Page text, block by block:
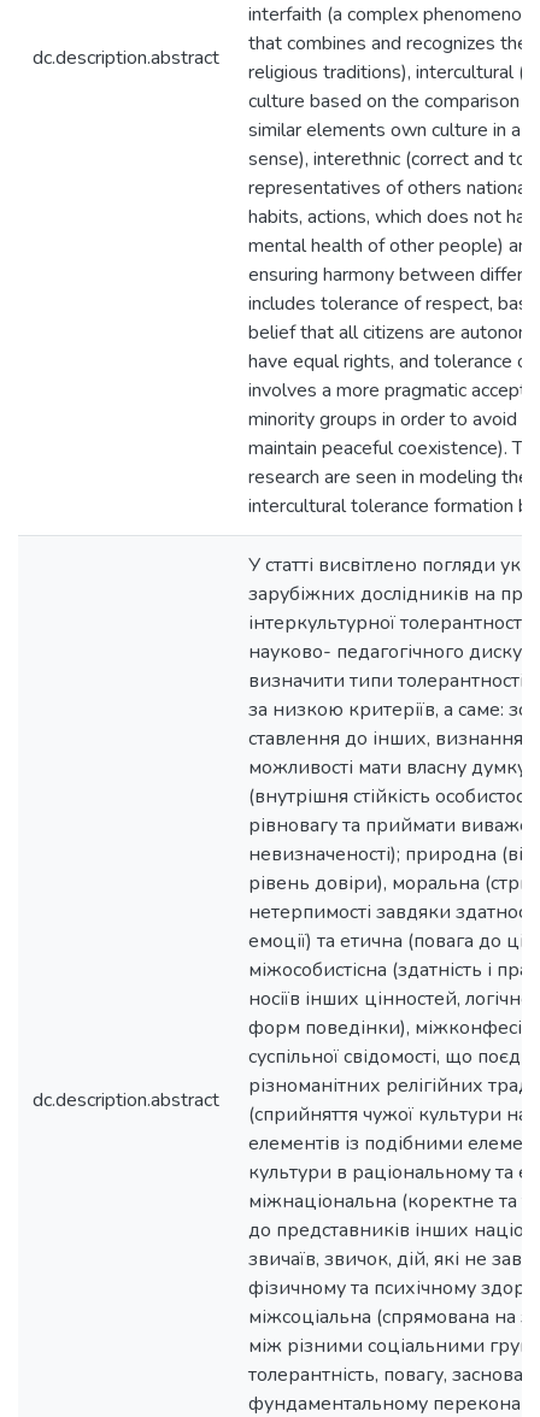
dc.description.abstract
interfaith (a complex phenomenon
that combines and recognizes the
religious traditions), intercultural
culture based on the comparison
similar elements own culture in a
sense), interethnic (correct and
representatives of others
habits, actions, which does not
mental health of other people)
ensuring harmony between
includes tolerance of respect,
belief that all citizens are
have equal rights, and tolerance
involves a more pragmatic
minority groups in order to avoid
maintain peaceful coexistence).
research are seen in modeling the
intercultural tolerance formation
dc.description.abstract
У статті висвітлено погляди
зарубіжних дослідників на
інтеркультурної
науково- педагогічного
визначити типи толерантності,
за низкою критеріїв, а саме:
ставлення до інших, визнання
можливості мати власну думку)
(внутрішня стійкість
рівновагу та приймати
невизначеності); природна
рівень довіри), моральна
нетерпимості завдяки
емоції) та етична (повага до
міжособистісна (здатність і
носіїв інших цінностей,
форм поведінки),
суспільної свідомості, що
різноманітних релігійних
(сприйняття чужої культури на
елементів із подібними
культури в раціональному та
міжнаціональна (коректне та
до представників інших
звичаїв, звичок, дій, які не
фізичному та психічному
міжсоціальна (спрямована на
між різними соціальними
толерантність, повагу,
фундаментальному